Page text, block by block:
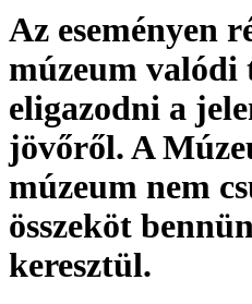
Az eseményen
múzeum valódi
eligazodni a
jövőről. A
múzeum nem
összeköt
keresztül.